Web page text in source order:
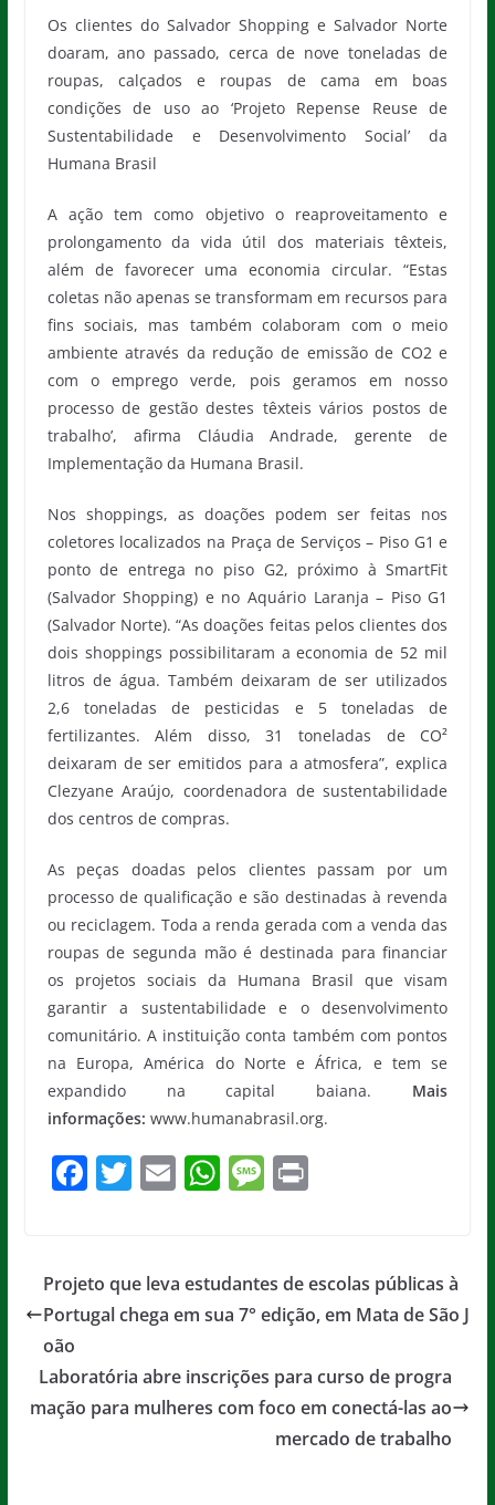
Os clientes do Salvador Shopping e Salvador Norte
doaram, ano passado, cerca de nove toneladas de
roupas, calçados e roupas de cama em boas
condições de uso ao ‘Projeto Repense Reuse de
Sustentabilidade e Desenvolvimento Social’ da
Humana Brasil
A ação tem como objetivo o reaproveitamento e
prolongamento da vida útil dos materiais têxteis,
além de favorecer uma economia circular. “Estas
coletas não apenas se transformam em recursos para
fins sociais, mas também colaboram com o meio
ambiente através da redução de emissão de CO2 e
com o emprego verde, pois geramos em nosso
processo de gestão destes têxteis vários postos de
trabalho’, afirma Cláudia Andrade, gerente de
Implementação da Humana Brasil.
Nos shoppings, as doações podem ser feitas nos
coletores localizados na Praça de Serviços – Piso G1 e
ponto de entrega no piso G2, próximo à SmartFit
(Salvador Shopping) e no Aquário Laranja – Piso G1
(Salvador Norte). “As doações feitas pelos clientes dos
dois shoppings possibilitaram a economia de 52 mil
litros de água. Também deixaram de ser utilizados
2,6 toneladas de pesticidas e 5 toneladas de
fertilizantes. Além disso, 31 toneladas de CO²
deixaram de ser emitidos para a atmosfera”, explica
Clezyane Araújo, coordenadora de sustentabilidade
dos centros de compras.
As peças doadas pelos clientes passam por um
processo de qualificação e são destinadas à revenda
ou reciclagem. Toda a renda gerada com a venda das
roupas de segunda mão é destinada para financiar
os projetos sociais da Humana Brasil que visam
garantir a sustentabilidade e o desenvolvimento
comunitário. A instituição conta também com pontos
na Europa, América do Norte e África, e tem se
expandido na capital baiana. Mais
informações: www.humanabrasil.org.
F
e
b
o
k
T
er
E
l
W
s
A
p
M
a
g
Pr
Projeto que leva estudantes de escolas públicas à
Portugal chega em sua 7° edição, em Mata de São J
oão
Laboratória abre inscrições para curso de progra
mação para mulheres com foco em conectá-las ao
mercado de trabalho